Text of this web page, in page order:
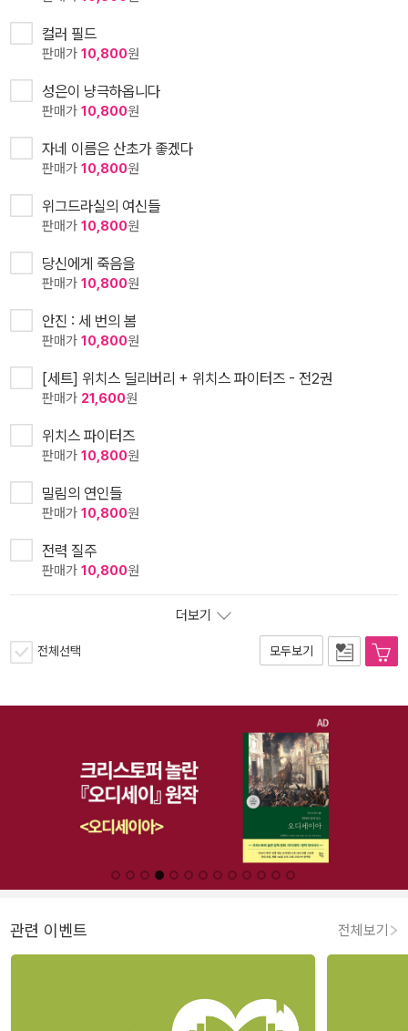
컬러 필드
판매가 10,800원
성은이 냥극하옵니다
판매가 10,800원
자네 이름은 산초가 좋겠다
판매가 10,800원
위그드라실의 여신들
판매가 10,800원
당신에게 죽음을
판매가 10,800원
안진 : 세 번의 봄
판매가 10,800원
[세트] 위치스 딜리버리 + 위치스 파이터즈 - 전2권
판매가 21,600원
위치스 파이터즈
판매가 10,800원
밀림의 연인들
판매가 10,800원
전력 질주
판매가 10,800원
더보기
전체선택 모두보기
관련 이벤트 전체보기